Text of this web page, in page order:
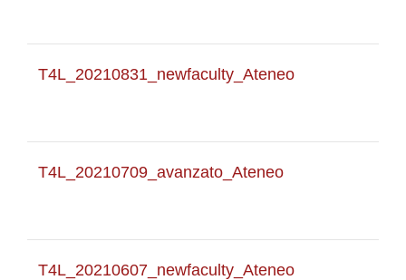
T4L_20210831_newfaculty_Ateneo
T4L_20210709_avanzato_Ateneo
T4L_20210607_newfaculty_Ateneo